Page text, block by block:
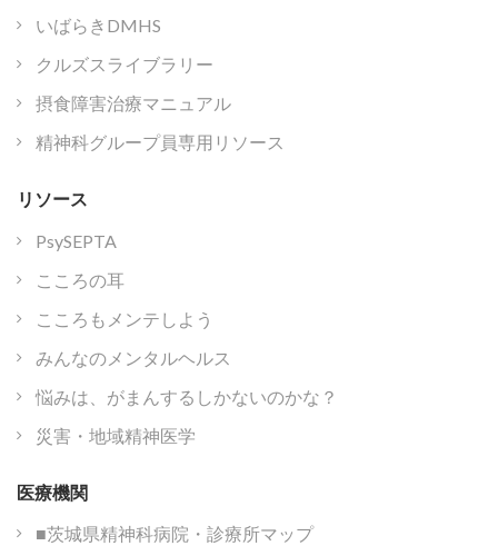
いばらきDMHS
クルズスライブラリー
摂食障害治療マニュアル
精神科グループ員専用リソース
リソース
PsySEPTA
こころの耳
こころもメンテしよう
みんなのメンタルヘルス
悩みは、がまんするしかないのかな？
災害・地域精神医学
医療機関
■茨城県精神科病院・診療所マップ